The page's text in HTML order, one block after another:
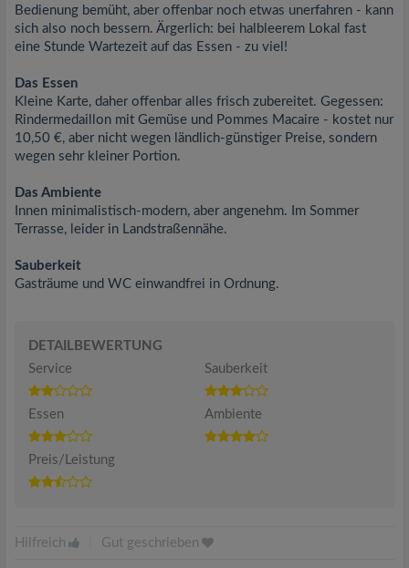
Bedienung bemüht, aber offenbar noch etwas unerfahren - kann
sich also noch bessern. Ärgerlich: bei halbleerem Lokal fast
eine Stunde Wartezeit auf das Essen - zu viel!
Das Essen
Kleine Karte, daher offenbar alles frisch zubereitet. Gegessen:
Rindermedaillon mit Gemüse und Pommes Macaire - kostet nur
10,50 €, aber nicht wegen ländlich-günstiger Preise, sondern
wegen sehr kleiner Portion.
Das Ambiente
Innen minimalistisch-modern, aber angenehm. Im Sommer
Terrasse, leider in Landstraßennähe.
Sauberkeit
Gasträume und WC einwandfrei in Ordnung.
DETAILBEWERTUNG
Service
Sauberkeit
Essen Ambiente
Preis/Leistung
Hilfreich Gut geschrieben